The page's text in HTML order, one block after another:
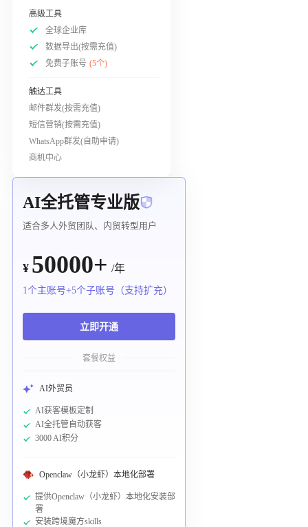
高级工具
全球企业库
数据导出(按需充值)
免费子账号 (5个)
触达工具
邮件群发(按需充值)
短信营销(按需充值)
WhatsApp群发(自助申请)
商机中心
AI全托管专业版
适合多人外贸团队、内贸转型用户
¥ 50000+ /年
1个主账号+5个子账号（支持扩充）
立即开通
套餐权益
AI外贸员
AI获客模板定制
AI全托管自动获客
3000 AI积分
Openclaw（小龙虾）本地化部署
提供Openclaw（小龙虾）本地化安装部
署
安装跨境魔方skills